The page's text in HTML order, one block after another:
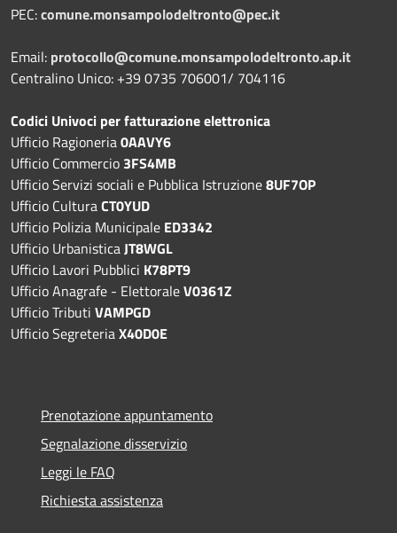
PEC:comune.monsampolodeltronto@pec.it
Email: protocollo@comune.monsampolodeltronto.ap.it
Centralino Unico: +39 0735 706001/ 704116
Codici Univoci per fatturazione elettronica
Ufficio Ragioneria0AAVY6
Ufficio Commercio 3FS4MB
Ufficio Servizi sociali e Pubblica Istruzione8UF7OP
Ufficio CulturaCT0YUD
Ufficio Polizia Municipale ED3342
Ufficio UrbanisticaJT8WGL
Ufficio Lavori Pubblici K78PT9
Ufficio Anagrafe - ElettoraleV0361Z
Ufficio Tributi VAMPGD
Ufficio SegreteriaX40D0E
Prenotazione appuntamento
Segnalazione disservizio
Leggi le FAQ
Richiesta assistenza